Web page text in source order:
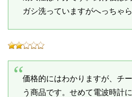
ガシ洗っていますがへっちゃら
価格的にはわかりますが、チ
う商品です。せめて電波時計